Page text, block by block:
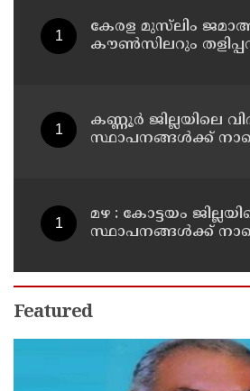
കേരള മുസ്‌ലിം
കൗൺസിലറും
കണ്ണൂർ ജില്ലയിലെ
സ്ഥാപനങ്ങള്‍ക്ക് നാളെ
മഴ : കോട്ടയം
സ്ഥാപനങ്ങൾക്ക്
Featured